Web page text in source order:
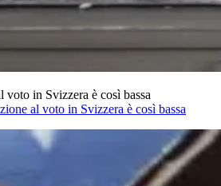
voto in Svizzera è così bassa
al voto in Svizzera è così bassa